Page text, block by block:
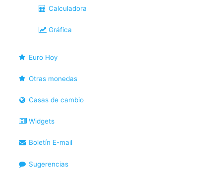
Calculadora
Gráfica
Euro Hoy
Otras monedas
Casas de cambio
Widgets
Boletín E-mail
Sugerencias